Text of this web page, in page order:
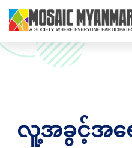
လူ့အခွင့်အ